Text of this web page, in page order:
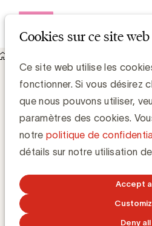
Cookies sur ce site web
Ce site web utilise les
fonctionner. Si vous désirez
que nous pouvons utiliser,
paramètres des cookies.
notre politique de
détails sur notre utilisation
Accept
Deny all
Les options de publicité
(1/3)
Les options de
ont mené au chaos (1/
Zaki Lahbib, Expert Paid Media
17 AVRIL 2023